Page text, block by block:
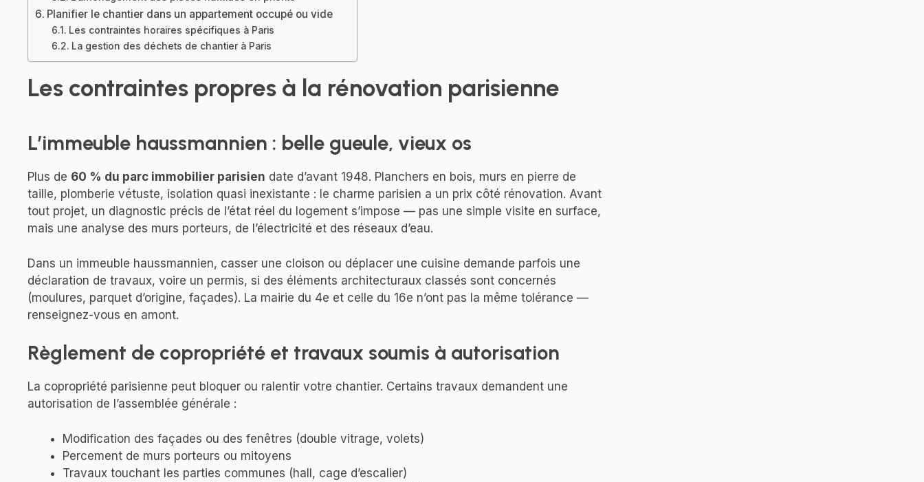
Planifier le chantier dans un appartement occupé ou vide
Les contraintes horaires spécifiques à Paris
La gestion des déchets de chantier à Paris
Les contraintes propres à la rénovation parisienne
L’immeuble haussmannien : belle gueule, vieux os
Plus de 60 % du parc immobilier parisien date d’avant 1948. Planchers en bois, murs en pierre de
taille, plomberie vétuste, isolation quasi inexistante : le charme parisien a un prix côté rénovation. Avant
tout projet, un diagnostic précis de l’état réel du logement s’impose — pas une simple visite en surface,
mais une analyse des murs porteurs, de l’électricité et des réseaux d’eau.
Dans un immeuble haussmannien, casser une cloison ou déplacer une cuisine demande parfois une
déclaration de travaux, voire un permis, si des éléments architecturaux classés sont concernés
(moulures, parquet d’origine, façades). La mairie du 4e et celle du 16e n’ont pas la même tolérance —
renseignez-vous en amont.
Règlement de copropriété et travaux soumis à autorisation
La copropriété parisienne peut bloquer ou ralentir votre chantier. Certains travaux demandent une
autorisation de l’assemblée générale :
Modification des façades ou des fenêtres (double vitrage, volets)
Percement de murs porteurs ou mitoyens
Travaux touchant les parties communes (hall, cage d’escalier)